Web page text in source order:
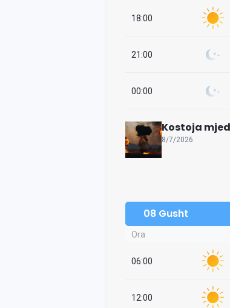
18:00
21:00
00:00
Kostoja
8/7/2026
08 Gusht
Ora
06:00
12:00